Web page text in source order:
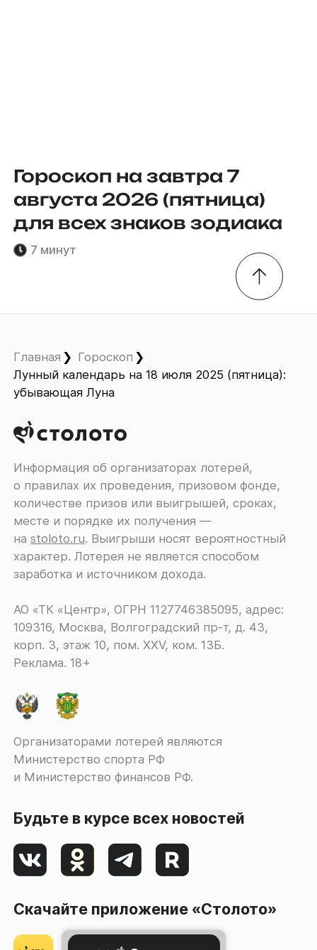
Гороскоп на завтра 7
августа 2026 (пятница)
для всех знаков зодиака
7 минут
Главная
Гороскоп
Лунный календарь на 18 июля 2025 (пятница):
убывающая Луна
Информация об организаторах лотерей,
о правилах их проведения, призовом фонде,
количестве призов или выигрышей, сроках,
месте и порядке их получения ―
наstoloto.ru. Выигрыши носят вероятностный
характер. Лотерея не является способом
заработка и источником дохода.
АО «ТК «Центр», ОГРН 1127746385095, адрес:
109316, Москва, Волгоградский пр-т, д. 43,
корп. 3, этаж 10, пом. XXV, ком. 13Б.
Реклама. 18+
Организаторами лотерей являются
Министерство спорта РФ
и Министерство финансов РФ.
Будьте в курсе всех новостей
Скачайте приложение «Столото»